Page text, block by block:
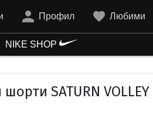
Профил Любими
NIKE SHOP
SATURN VOLLEY